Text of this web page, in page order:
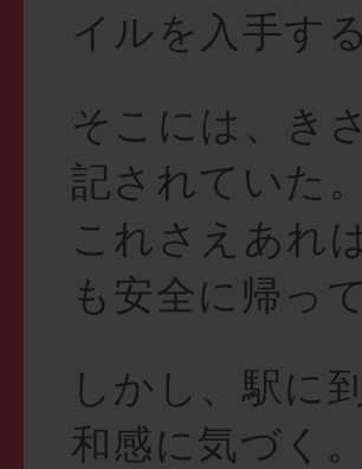
イルを入手する
そこには、き
記されていた。
これさえあれ
も安全に帰っ
しかし、駅に
和感に気づく。